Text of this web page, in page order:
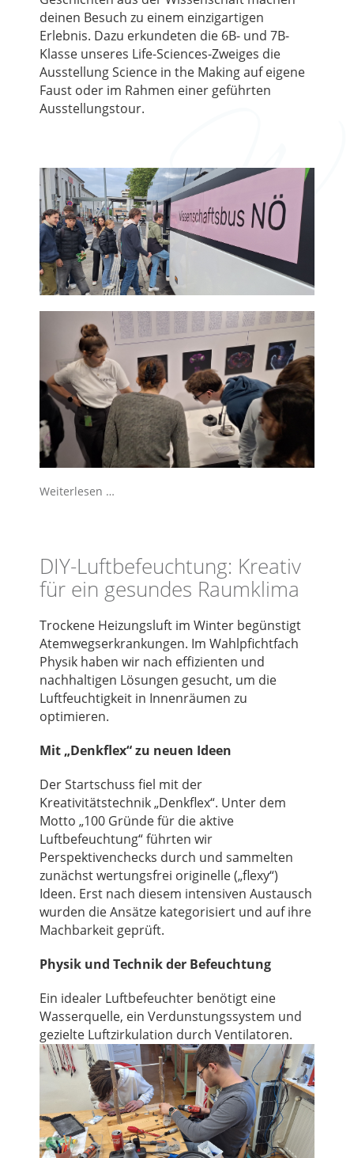
deinen Besuch zu einem einzigartigen
Erlebnis. Dazu erkundeten die 6B- und 7B-
Klasse unseres Life-Sciences-Zweiges die
Ausstellung Science in the Making auf eigene
Faust oder im Rahmen einer geführten
Ausstellungstour.
Weiterlesen …
DIY-Luftbefeuchtung: Kreativ
für ein gesundes Raumklima
Trockene Heizungsluft im Winter begünstigt
Atemwegserkrankungen. Im Wahlpfichtfach
Physik haben wir nach effizienten und
nachhaltigen Lösungen gesucht, um die
Luftfeuchtigkeit in Innenräumen zu
optimieren.
Mit „Denkflex“ zu neuen Ideen
Der Startschuss fiel mit der
Kreativitätstechnik „Denkflex“. Unter dem
Motto „100 Gründe für die aktive
Luftbefeuchtung“ führten wir
Perspektivenchecks durch und sammelten
zunächst wertungsfrei originelle („flexy“)
Ideen. Erst nach diesem intensiven Austausch
wurden die Ansätze kategorisiert und auf ihre
Machbarkeit geprüft.
Physik und Technik der Befeuchtung
Ein idealer Luftbefeuchter benötigt eine
Wasserquelle, ein Verdunstungssystem und
gezielte Luftzirkulation durch Ventilatoren.